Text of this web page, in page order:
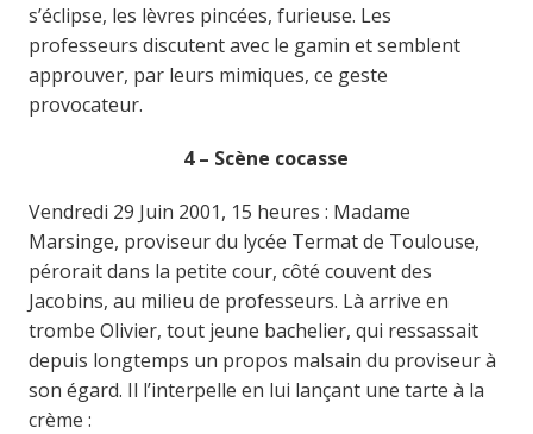
s’éclipse, les lèvres pincées, furieuse. Les
professeurs discutent avec le gamin et semblent
approuver, par leurs mimiques, ce geste
provocateur.
4 – Scène cocasse
Vendredi 29 Juin 2001, 15 heures : Madame
Marsinge, proviseur du lycée Termat de Toulouse,
pérorait dans la petite cour, côté couvent des
Jacobins, au milieu de professeurs. Là arrive en
trombe Olivier, tout jeune bachelier, qui ressassait
depuis longtemps un propos malsain du proviseur à
son égard. Il l’interpelle en lui lançant une tarte à la
crème :